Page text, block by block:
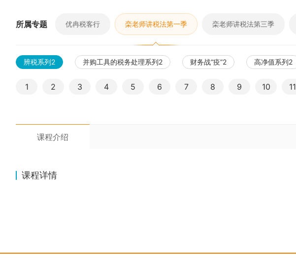
所属专题 优冉税客行 栾老师讲税法第一季 栾老师讲税法第三季
辨税系列2 并购工具的税务处理系列2 财务战“疫”2 高净值系列2
1 2 3 4 5 6 7 8 9 10 11
课程介绍
课程详情